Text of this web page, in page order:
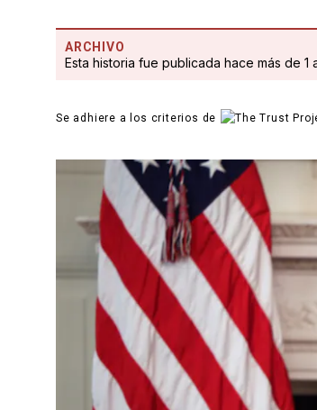
ARCHIVO
Esta historia fue publicada hace más de 1
Se adhiere a los criterios de